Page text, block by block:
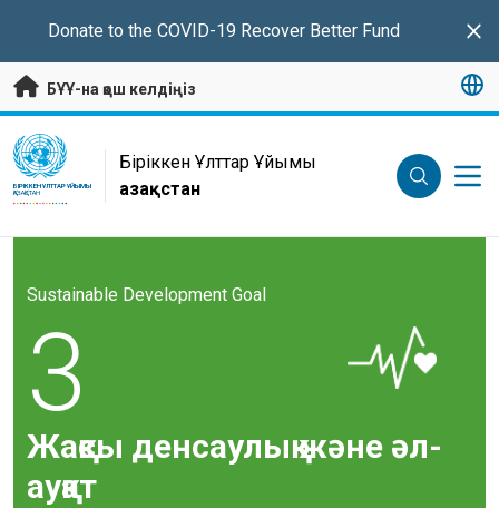
Donate to the COVID-19 Recover Better Fund
БҰҰ-на қош келдіңіз
UN Logo
БІРІККЕН ҰЛТТАР ҰЙЫМЫ
ҚАЗАҚСТАН
Біріккен Ұлттар Ұйымы
Қазақстан
Sustainable Development Goal
3
Жақсы денсаулық және әл-
ауқат